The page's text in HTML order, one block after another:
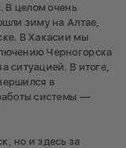
В целом очень
зиму на Алтае,
В Хакасии мы
Черногорска
ситуацией. В итоге,
в
системы —
но и здесь за